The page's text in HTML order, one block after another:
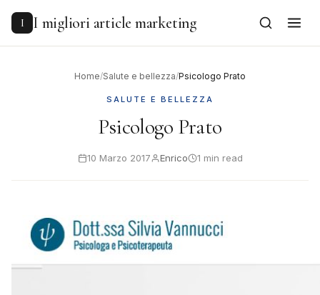
content
I I migliori article marketing
Home/Salute e bellezza/Psicologo Prato
SALUTE E BELLEZZA
Psicologo Prato
10 Marzo 2017 Enrico 1 min read